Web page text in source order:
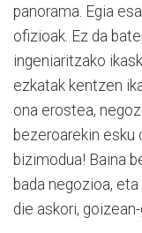
panorama. Egia
ofizioak. Ez da
ingeniaritzako
ezkatak kentzen
ona erostea,
bezeroarekin
bizimodua! Baina
bada negozioa,
die askori,